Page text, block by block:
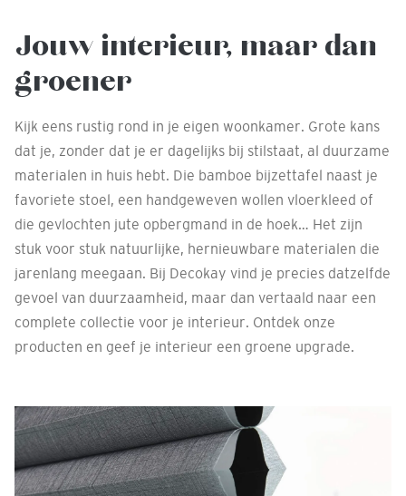
Jouw interieur, maar dan
groener
Kijk eens rustig rond in je eigen woonkamer. Grote kans
dat je, zonder dat je er dagelijks bij stilstaat, al duurzame
materialen in huis hebt. Die bamboe bijzettafel naast je
favoriete stoel, een handgeweven wollen vloerkleed of
die gevlochten jute opbergmand in de hoek… Het zijn
stuk voor stuk natuurlijke, hernieuwbare materialen die
jarenlang meegaan. Bij Decokay vind je precies datzelfde
gevoel van duurzaamheid, maar dan vertaald naar een
complete collectie voor je interieur. Ontdek onze
producten en geef je interieur een groene upgrade.